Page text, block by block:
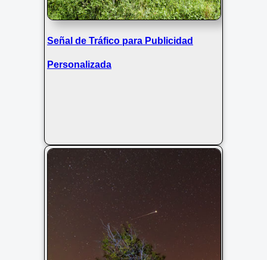
Señal de Tráfico para Publicidad
Personalizada